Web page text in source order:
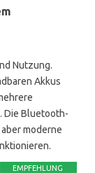
Nutzung.
Akkus
Die Bluetooth-
moderne
EMPFEHLUNG